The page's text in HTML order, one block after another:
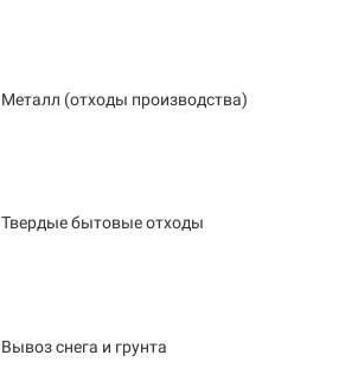
Металл (отходы производства)
Твердые бытовые отходы
Вывоз снега и грунта